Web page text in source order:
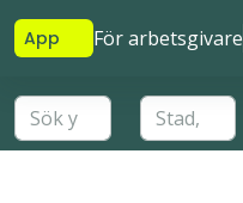
App För arbetsgivare